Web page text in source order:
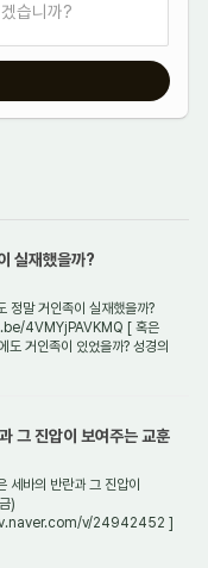
습니까?
실재했을까?
정말 거인족이 실재했을까?
4VMYjPAVKMQ [ 혹은
거인족이 있었을까? 성경의
그 진압이 보여주는 교훈
세바의 반란과 그 진압이
)
v/24942452 ]